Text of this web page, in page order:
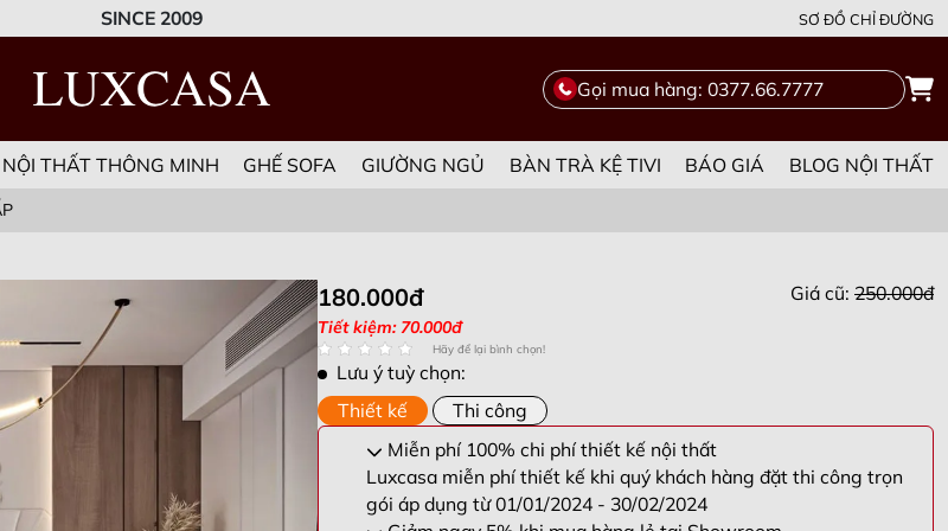
SINCE 2009 SƠ ĐỒ CHỈ ĐƯỜNG
NỘI THẤT THÔNG MINH GHẾ SOFA GIƯỜNG NGỦ BÀN TRÀ KỆ TIVI BÁO GIÁ BLOG NỘI THẤT
Gọi mua hàng: 0377.66.7777
Giá cũ: 250.000đ
180.000đ
Tiết kiệm: 70.000đ
Hãy để lại bình chọn!
Lưu ý tuỳ chọn:
Thiết kế
Thi công
Miễn phí 100% chi phí thiết kế nội thất
Luxcasa miễn phí thiết kế khi quý khách hàng đặt thi công trọn
gói áp dụng từ 01/01/2024 - 30/02/2024